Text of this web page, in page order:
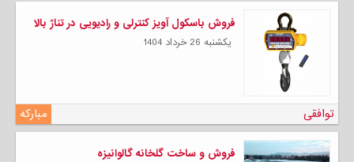
فروش باسکول آویز کنترلی و رادیویی در تناژ بالا
يكشنبه 26 خرداد 1404
مبارکه توافقی
فروش و ساخت گلخانه گالوانیزه